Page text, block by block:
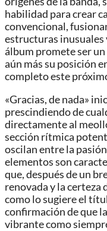
habilidad para crear
convencional,
estructuras inusuales
álbum promete ser
aún más su posición
completo este
«Gracias, de nada»
prescindiendo de
directamente al
sección rítmica
oscilan entre la
elementos son
que, después de un
renovada y la certeza
como lo sugiere el
confirmación de que
vibrante como